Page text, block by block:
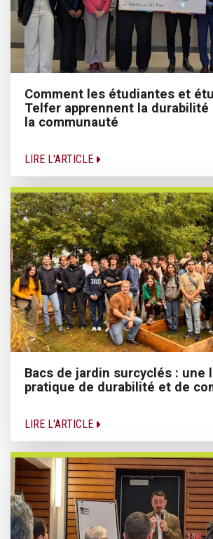
Comment les étudiantes et
Telfer apprennent la
la communauté
LIRE L'ARTICLE
Bacs de jardin surcyclés : une
pratique de durabilité et de
LIRE L'ARTICLE